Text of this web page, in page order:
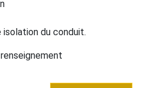
isolation du conduit.